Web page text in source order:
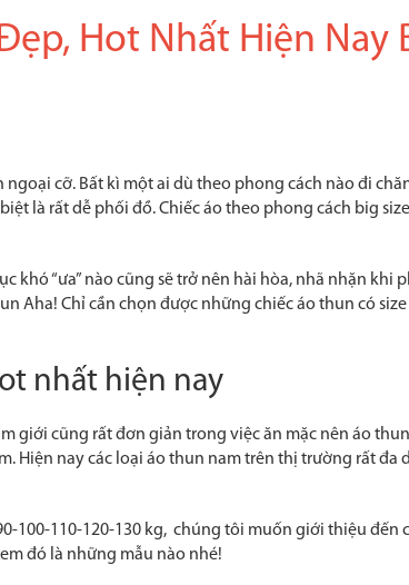
Hot Nhất Hiện Nay
cỡ. Bất kì một ai dù theo phong cách nào đi
là rất dễ phối đồ. Chiếc áo theo phong cách big
khó “ưa” nào cũng sẽ trở nên hài hòa, nhã nhặn khi
Aha! Chỉ cần chọn được những chiếc áo thun có
nhất hiện nay
giới cũng rất đơn giản trong việc ăn mặc nên áo
Hiện nay các loại áo thun nam trên thị trường rất đa
100-110-120-130 kg, chúng tôi muốn giới thiệu
đó là những mẫu nào nhé!